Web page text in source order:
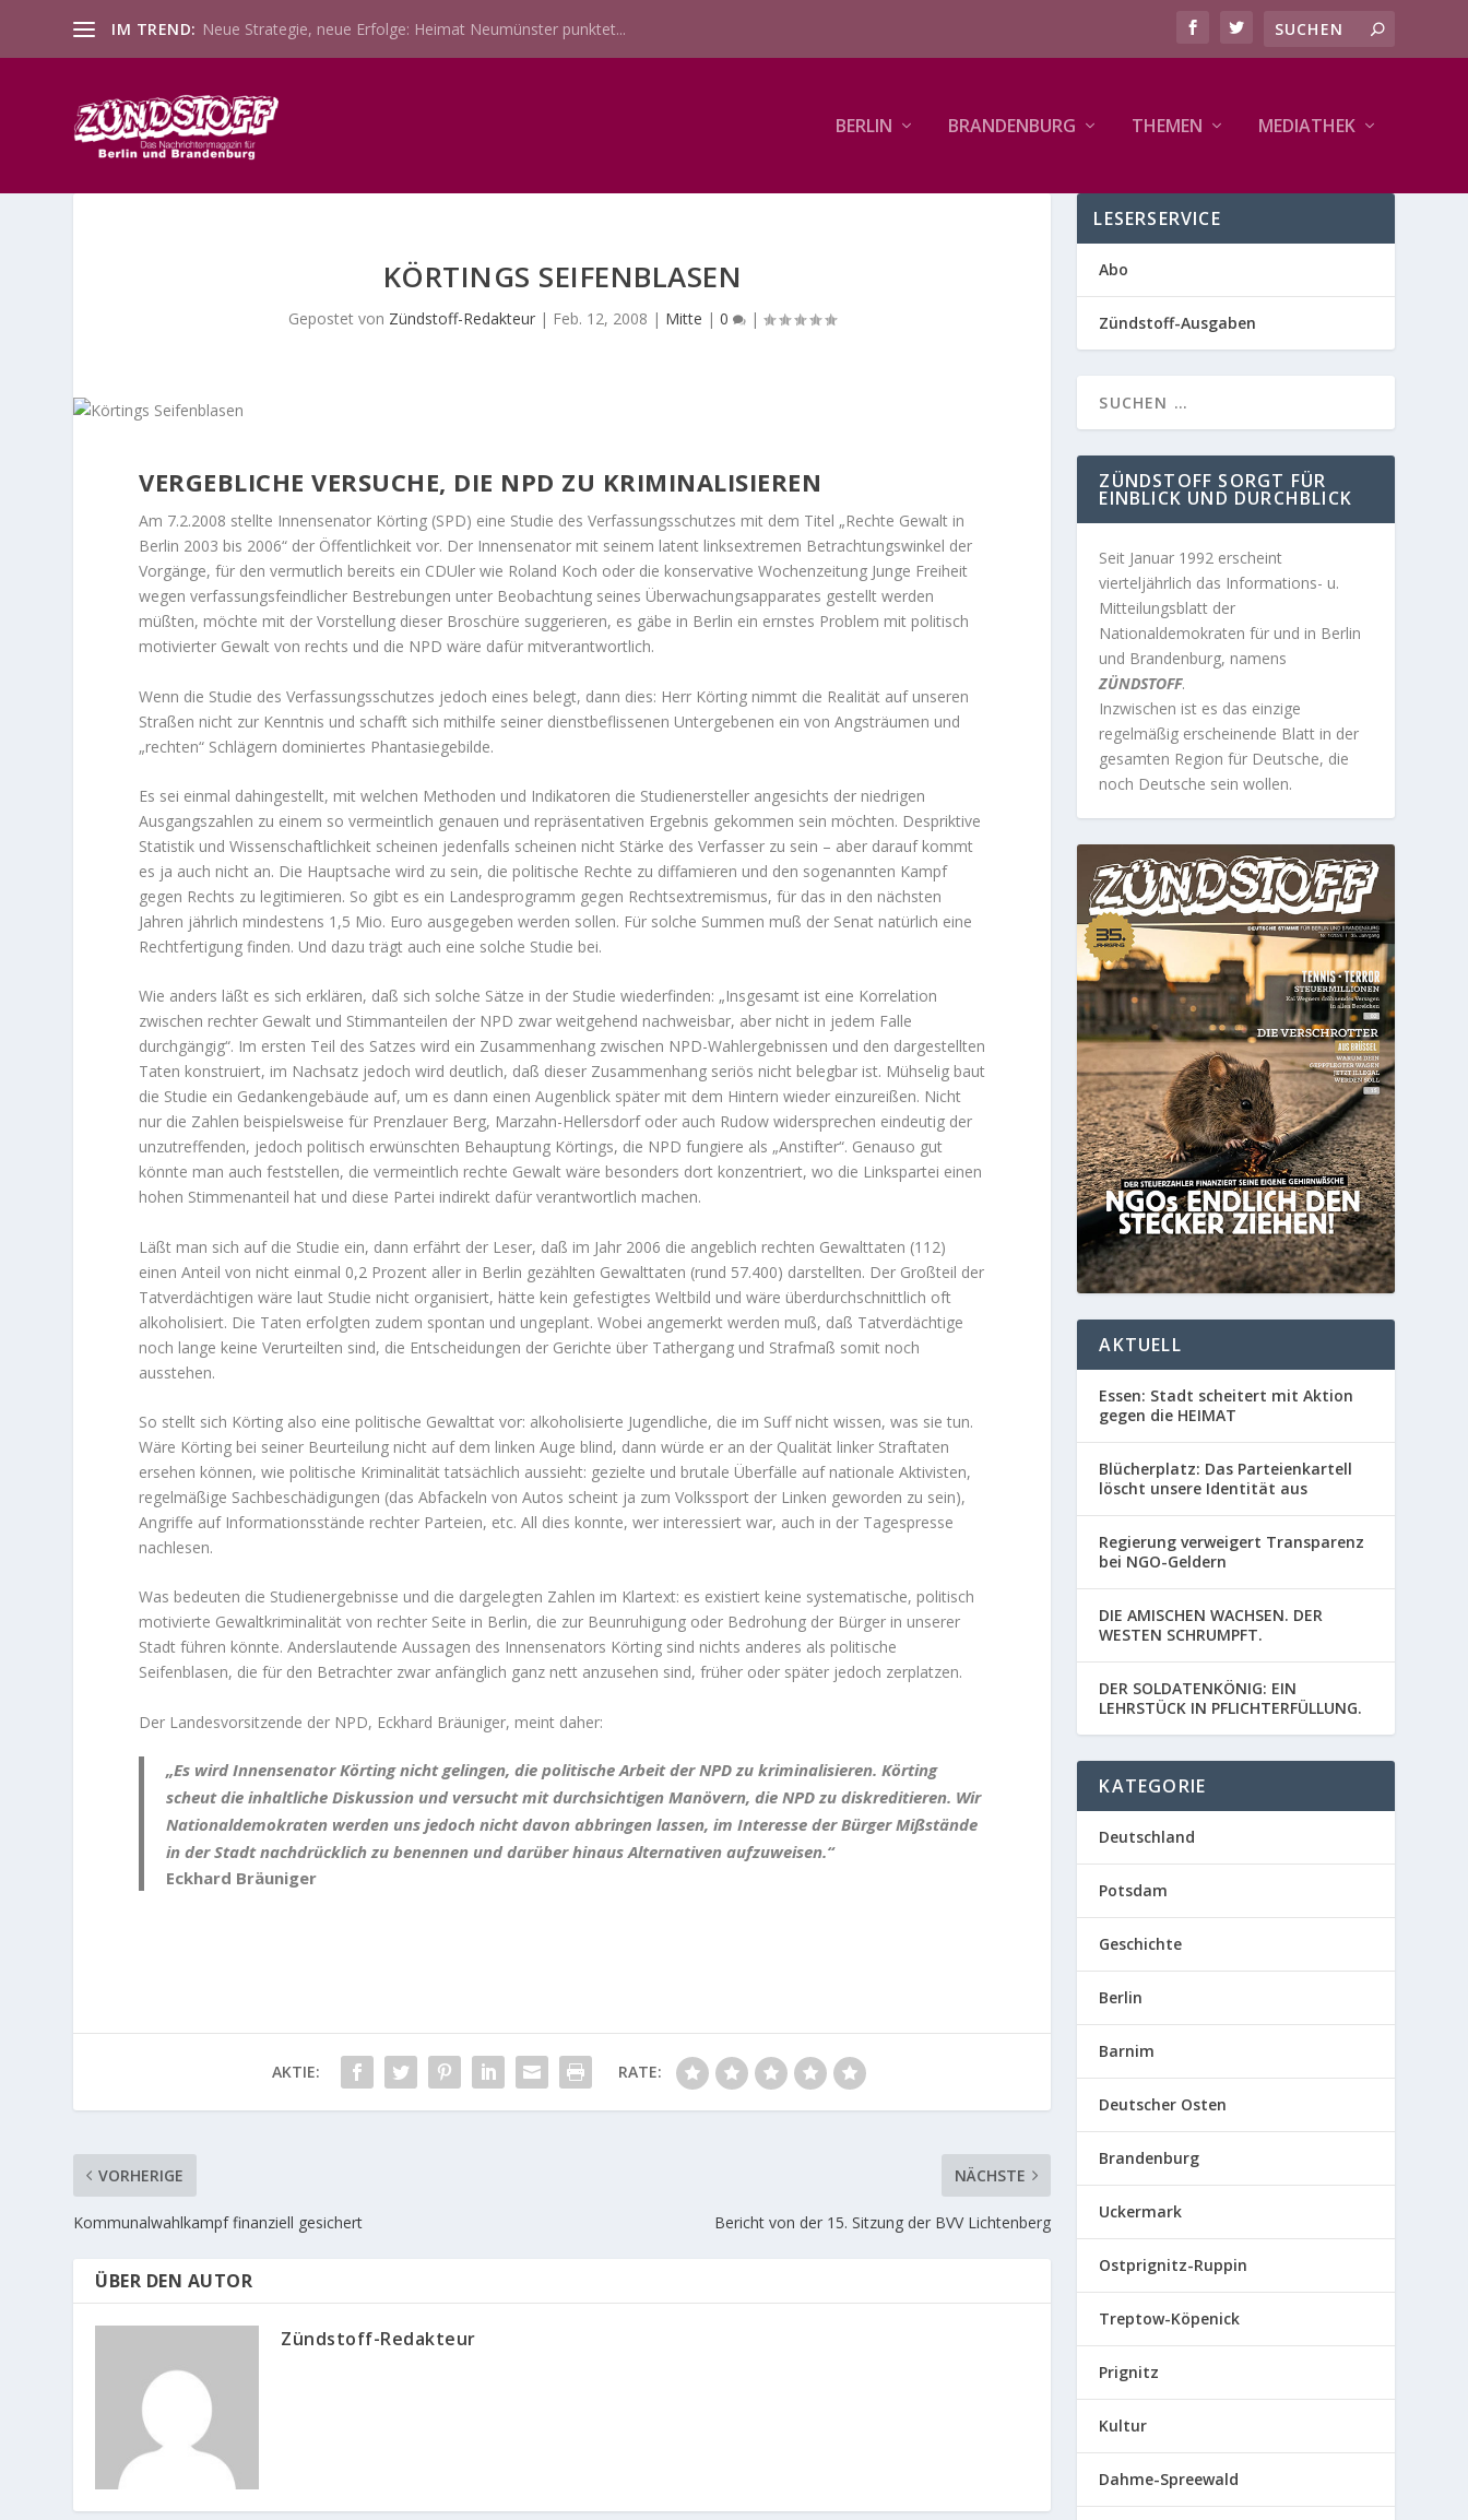
IM TREND: Neue Strategie, neue Erfolge: Heimat Neumünster punktet...
BERLIN BRANDENBURG THEMEN MEDIATHEK
KÖRTINGS SEIFENBLASEN
Gepostet von Zündstoff-Redakteur | Feb. 12, 2008 | Mitte |0 |
VERGEBLICHE VERSUCHE, DIE NPD ZU KRIMINALISIEREN
Am 7.2.2008 stellte Innensenator Körting (SPD) eine Studie des Verfassungsschutzes mit dem Titel „Rechte Gewalt in
Berlin 2003 bis 2006“ der Öffentlichkeit vor. Der Innensenator mit seinem latent linksextremen Betrachtungswinkel der
Vorgänge, für den vermutlich bereits ein CDUler wie Roland Koch oder die konservative Wochenzeitung Junge Freiheit
wegen verfassungsfeindlicher Bestrebungen unter Beobachtung seines Überwachungsapparates gestellt werden
müßten, möchte mit der Vorstellung dieser Broschüre suggerieren, es gäbe in Berlin ein ernstes Problem mit politisch
motivierter Gewalt von rechts und die NPD wäre dafür mitverantwortlich.
Wenn die Studie des Verfassungsschutzes jedoch eines belegt, dann dies: Herr Körting nimmt die Realität auf unseren
Straßen nicht zur Kenntnis und schafft sich mithilfe seiner dienstbeflissenen Untergebenen ein von Angsträumen und
„rechten“ Schlägern dominiertes Phantasiegebilde.
Es sei einmal dahingestellt, mit welchen Methoden und Indikatoren die Studienersteller angesichts der niedrigen
Ausgangszahlen zu einem so vermeintlich genauen und repräsentativen Ergebnis gekommen sein möchten. Despriktive
Statistik und Wissenschaftlichkeit scheinen jedenfalls scheinen nicht Stärke des Verfasser zu sein – aber darauf kommt
es ja auch nicht an. Die Hauptsache wird zu sein, die politische Rechte zu diffamieren und den sogenannten Kampf
gegen Rechts zu legitimieren. So gibt es ein Landesprogramm gegen Rechtsextremismus, für das in den nächsten
Jahren jährlich mindestens 1,5 Mio. Euro ausgegeben werden sollen. Für solche Summen muß der Senat natürlich eine
Rechtfertigung finden. Und dazu trägt auch eine solche Studie bei.
Wie anders läßt es sich erklären, daß sich solche Sätze in der Studie wiederfinden: „Insgesamt ist eine Korrelation
zwischen rechter Gewalt und Stimmanteilen der NPD zwar weitgehend nachweisbar, aber nicht in jedem Falle
durchgängig“. Im ersten Teil des Satzes wird ein Zusammenhang zwischen NPD-Wahlergebnissen und den dargestellten
Taten konstruiert, im Nachsatz jedoch wird deutlich, daß dieser Zusammenhang seriös nicht belegbar ist. Mühselig baut
die Studie ein Gedankengebäude auf, um es dann einen Augenblick später mit dem Hintern wieder einzureißen. Nicht
nur die Zahlen beispielsweise für Prenzlauer Berg, Marzahn-Hellersdorf oder auch Rudow widersprechen eindeutig der
unzutreffenden, jedoch politisch erwünschten Behauptung Körtings, die NPD fungiere als „Anstifter“. Genauso gut
könnte man auch feststellen, die vermeintlich rechte Gewalt wäre besonders dort konzentriert, wo die Linkspartei einen
hohen Stimmenanteil hat und diese Partei indirekt dafür verantwortlich machen.
Läßt man sich auf die Studie ein, dann erfährt der Leser, daß im Jahr 2006 die angeblich rechten Gewalttaten (112)
einen Anteil von nicht einmal 0,2 Prozent aller in Berlin gezählten Gewalttaten (rund 57.400) darstellten. Der Großteil der
Tatverdächtigen wäre laut Studie nicht organisiert, hätte kein gefestigtes Weltbild und wäre überdurchschnittlich oft
alkoholisiert. Die Taten erfolgten zudem spontan und ungeplant. Wobei angemerkt werden muß, daß Tatverdächtige
noch lange keine Verurteilten sind, die Entscheidungen der Gerichte über Tathergang und Strafmaß somit noch
ausstehen.
So stellt sich Körting also eine politische Gewalttat vor: alkoholisierte Jugendliche, die im Suff nicht wissen, was sie tun.
Wäre Körting bei seiner Beurteilung nicht auf dem linken Auge blind, dann würde er an der Qualität linker Straftaten
ersehen können, wie politische Kriminalität tatsächlich aussieht: gezielte und brutale Überfälle auf nationale Aktivisten,
regelmäßige Sachbeschädigungen (das Abfackeln von Autos scheint ja zum Volkssport der Linken geworden zu sein),
Angriffe auf Informationsstände rechter Parteien, etc. All dies konnte, wer interessiert war, auch in der Tagespresse
nachlesen.
Was bedeuten die Studienergebnisse und die dargelegten Zahlen im Klartext: es existiert keine systematische, politisch
motivierte Gewaltkriminalität von rechter Seite in Berlin, die zur Beunruhigung oder Bedrohung der Bürger in unserer
Stadt führen könnte. Anderslautende Aussagen des Innensenators Körting sind nichts anderes als politische
Seifenblasen, die für den Betrachter zwar anfänglich ganz nett anzusehen sind, früher oder später jedoch zerplatzen.
Der Landesvorsitzende der NPD, Eckhard Bräuniger, meint daher:
„Es wird Innensenator Körting nicht gelingen, die politische Arbeit der NPD zu kriminalisieren. Körting
scheut die inhaltliche Diskussion und versucht mit durchsichtigen Manövern, die NPD zu diskreditieren. Wir
Nationaldemokraten werden uns jedoch nicht davon abbringen lassen, im Interesse der Bürger Mißstände
in der Stadt nachdrücklich zu benennen und darüber hinaus Alternativen aufzuweisen.“
Eckhard Bräuniger
AKTIE: RATE:
VORHERIGE
Kommunalwahlkampf finanziell gesichert
NÄCHSTE
Bericht von der 15. Sitzung der BVV Lichtenberg
ÜBER DEN AUTOR
Zündstoff-Redakteur
LESERSERVICE
Abo
Zündstoff-Ausgaben
ZÜNDSTOFF SORGT FÜR
EINBLICK UND DURCHBLICK
Seit Januar 1992 erscheint
vierteljährlich das Informations- u.
Mitteilungsblatt der
Nationaldemokraten für und in Berlin
und Brandenburg, namens
ZÜNDSTOFF.
Inzwischen ist es das einzige
regelmäßig erscheinende Blatt in der
gesamten Region für Deutsche, die
noch Deutsche sein wollen.
AKTUELL
Essen: Stadt scheitert mit Aktion
gegen die HEIMAT
Blücherplatz: Das Parteienkartell
löscht unsere Identität aus
Regierung verweigert Transparenz
bei NGO-Geldern
DIE AMISCHEN WACHSEN. DER
WESTEN SCHRUMPFT.
DER SOLDATENKÖNIG: EIN
LEHRSTÜCK IN PFLICHTERFÜLLUNG.
KATEGORIE
Deutschland
Potsdam
Geschichte
Berlin
Barnim
Deutscher Osten
Brandenburg
Uckermark
Ostprignitz-Ruppin
Treptow-Köpenick
Prignitz
Kultur
Dahme-Spreewald